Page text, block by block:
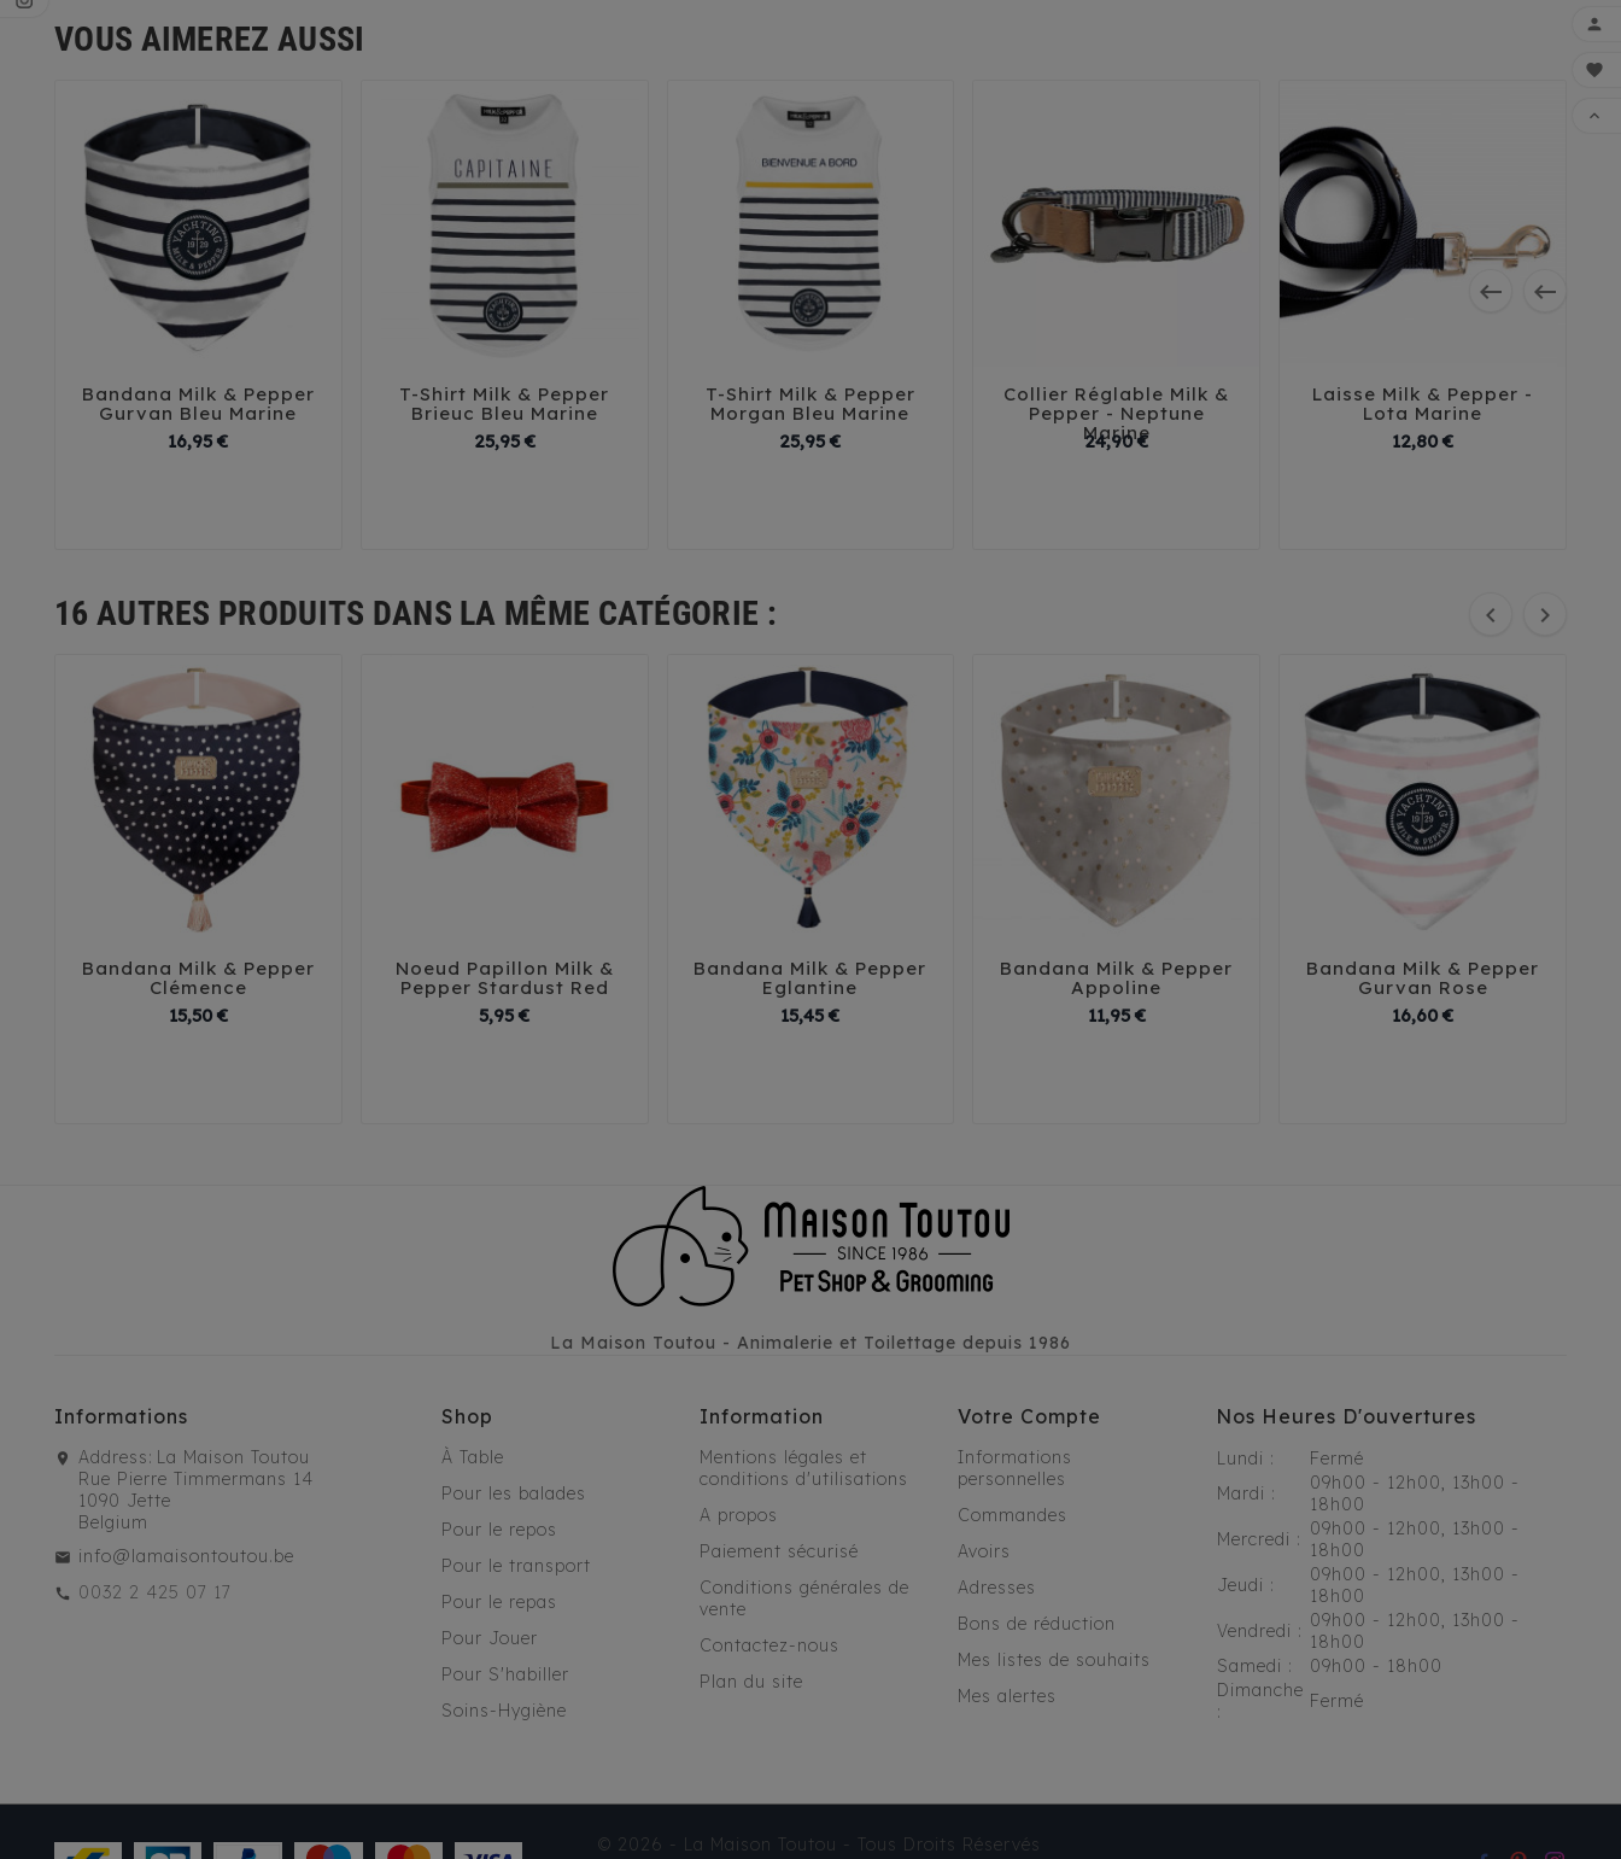
VOUS AIMEREZ AUSSI
 
  
Bandana Milk & Pepper
Gurvan Bleu Marine
16,95 €Prix
  
T-Shirt Milk & Pepper
Brieuc Bleu Marine
25,95 €Prix
  
T-Shirt Milk & Pepper
Morgan Bleu Marine
25,95 €Prix
  
Collier Réglable Milk &
Pepper - Neptune
Marine
24,90 €Prix
  
Laisse Milk & Pepper -
Lota Marine
12,80 €Prix
16 AUTRES PRODUITS DANS LA MÊME CATÉGORIE :  
  
Bandana Milk & Pepper
Clémence
15,50 €Prix
  
Noeud Papillon Milk &
Pepper Stardust Red
5,95 €Prix
  
Bandana Milk & Pepper
Eglantine
15,45 €Prix
  
Bandana Milk & Pepper
Appoline
11,95 €Prix
  
Bandana Milk & Pepper
Gurvan Rose
16,60 €Prix
La Maison Toutou - Animalerie et Toilettage depuis 1986
Informations
Address: La Maison Toutou
Rue Pierre Timmermans 14
1090 Jette
Belgium
info@lamaisontoutou.be
0032 2 425 07 17
Shop
À Table
Pour les balades
Pour le repos
Pour le transport
Pour le repas
Pour Jouer
Pour S'habiller
Soins-Hygiène
Information
Mentions légales et
conditions d'utilisations
A propos
Paiement sécurisé
Conditions générales de
vente
Contactez-nous
Plan du site
Votre Compte
Informations
personnelles
Commandes
Avoirs
Adresses
Bons de réduction
Mes listes de souhaits
Mes alertes
Nos Heures D'ouvertures
Lundi :
Fermé
Mardi :
09h00 - 12h00, 13h00 -
18h00
Mercredi : 09h00 - 12h00, 13h00 -
18h00
Jeudi :
09h00 - 12h00, 13h00 -
18h00
Vendredi : 09h00 - 12h00, 13h00 -
18h00
Samedi :
09h00 - 18h00
Dimanche
:
Fermé



© 2026 - La Maison Toutou - Tous Droits Réservés